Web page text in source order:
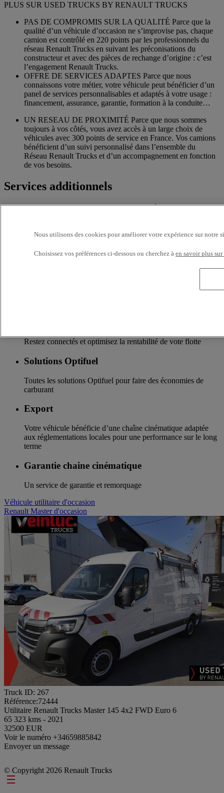
PLUS SUR USED TRUCKS BY RENAULT TRUCKS
PAS DE COMPROMIS SUR LA QUALITÉ Parce que la
qualité d’un véhicule d’occasion ne s’improvise pas, chaque
camion est contrôlé en 220 points par les professionnels du
réseau Renault Trucks en suivant les préconisations du
constructeur et avec des pièces de rechange d’origine : c’est
l’engagement Renault Trucks.
OFFRE DE SERVICES ADAPTES Parce que nous
connaissons votre métier, votre véhicule peut bénéficier d’un
panel de services personnalisables et adaptés à votre usage :
financement, assurance, garantie, formation à la conduite…
UN RESEAU DE PROXIMITÉ Parce que nous sommes
toujours à vos côtés, vous avez accès à un large choix de
véhicules avec 300 points de service en France. Vos camions
bénéficient d’un suivi personnalisé dans l’ensemble du
Réseau Renault Trucks et d’un accompagnement en fonction
de vos besoins.
Services additionnels
Davantage d'informations sur les services supplémentaires
mesure
Restez connectés et optimisez la rentabilité de vote flotte
Solutions Optifuel
Toutes les solutions Optifuel pour faire des économies de
carburant
Export
Votre véhicule bénéficie d’une chaîne cinématique adaptée
aux réglementations locales pour une performance sur le long
terme
Garantie chaine cinématique
Un service de garantie et remorquage
Véhicule utilitaire d'occasion
Renault Master d'occasion
Truck ID: 267
Référence:72444
Utilitaire Renault Trucks Master 145 4x2 FWD Euro 6
65 323 kms - 2021
32500 EUR
Voir le numéro +34659885842
Envoyer un message
© Copyright 2026 Renault Trucks
Footer
Nous utilisons des cookies pour améliorer votre expérience sur notre
Choisissez vos préférences ci-dessous ou cherchez à en savoir plus